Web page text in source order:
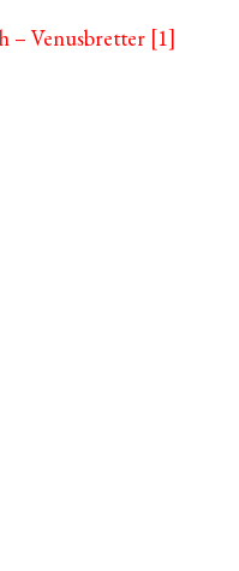
– Venusbretter [1]